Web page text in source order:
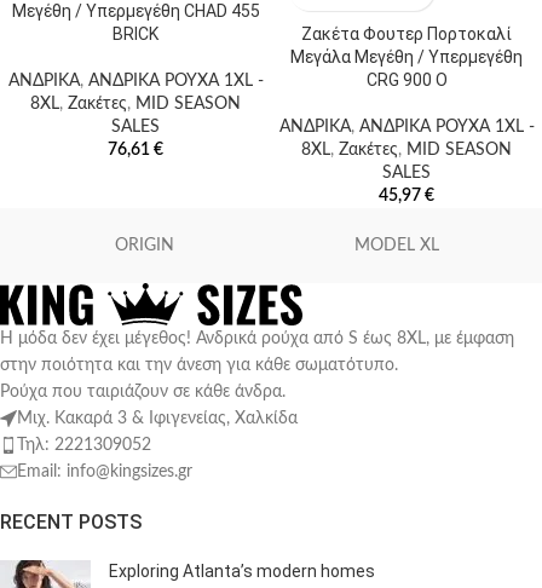
Μεγέθη / Υπερμεγέθη CHAD 455
BRICK
ΑΝΔΡΙΚΑ, ΑΝΔΡΙΚΑ ΡΟΥΧΑ 1XL -
8XL, Ζακέτες, MID SEASON
SALES
76,61 €
Ζακέτα Φουτερ Πορτοκαλί
Μεγάλα Μεγέθη / Υπερμεγέθη
CRG 900 O
ΑΝΔΡΙΚΑ, ΑΝΔΡΙΚΑ ΡΟΥΧΑ 1XL -
8XL, Ζακέτες, MID SEASON
SALES
45,97 €
ORIGIN MODEL XL
Η μόδα δεν έχει μέγεθος! Ανδρικά ρούχα από S έως 8XL, με έμφαση
στην ποιότητα και την άνεση για κάθε σωματότυπο.
Ρούχα που ταιριάζουν σε κάθε άνδρα.
Μιχ. Κακαρά 3 & Ιφιγενείας, Χαλκίδα
Τηλ: 2221309052
Email: info@kingsizes.gr
RECENT POSTS
Exploring Atlanta’s modern homes